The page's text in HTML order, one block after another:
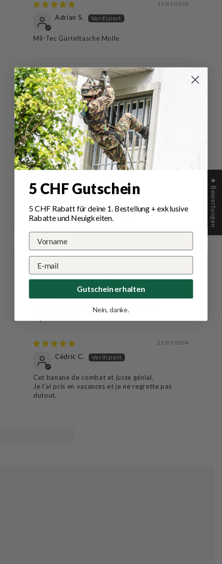
11/01/2026
Adrian S.
Mil-Tec Gürteltasche Molle
Kevin W.
Ist top
Bruno R.
sehr guter Artikel
Manuela F.
Mil-Tec Gürteltasche Molle
1 2
Bewertungen in anderen
25/07/2024
Cédric C.
Cet banane de combat et juste génial.
Je l'ai pris en vacances et je ne regrette pas
dutout.
★ Bewertungen
5 CHF Gutschein
5 CHF Rabatt für deine 1. Bestellung+ exklusive
Rabatte und Neuigkeiten.
Gutschein erhalten
Nein, danke.